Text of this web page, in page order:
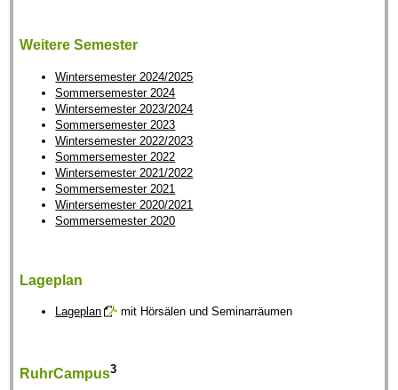
Weitere Semester
Wintersemester 2024/2025
Sommersemester 2024
Wintersemester 2023/2024
Sommersemester 2023
Wintersemester 2022/2023
Sommersemester 2022
Wintersemester 2021/2022
Sommersemester 2021
Wintersemester 2020/2021
Sommersemester 2020
Lageplan
Lageplan mit Hörsälen und Seminarräumen
RuhrCampus3